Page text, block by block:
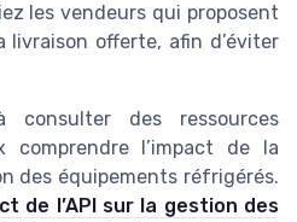
les vendeurs qui proposent
livraison offerte, afin d’éviter
consulter des ressources
comprendre l’impact de la
des équipements réfrigérés.
de l’API sur la gestion des